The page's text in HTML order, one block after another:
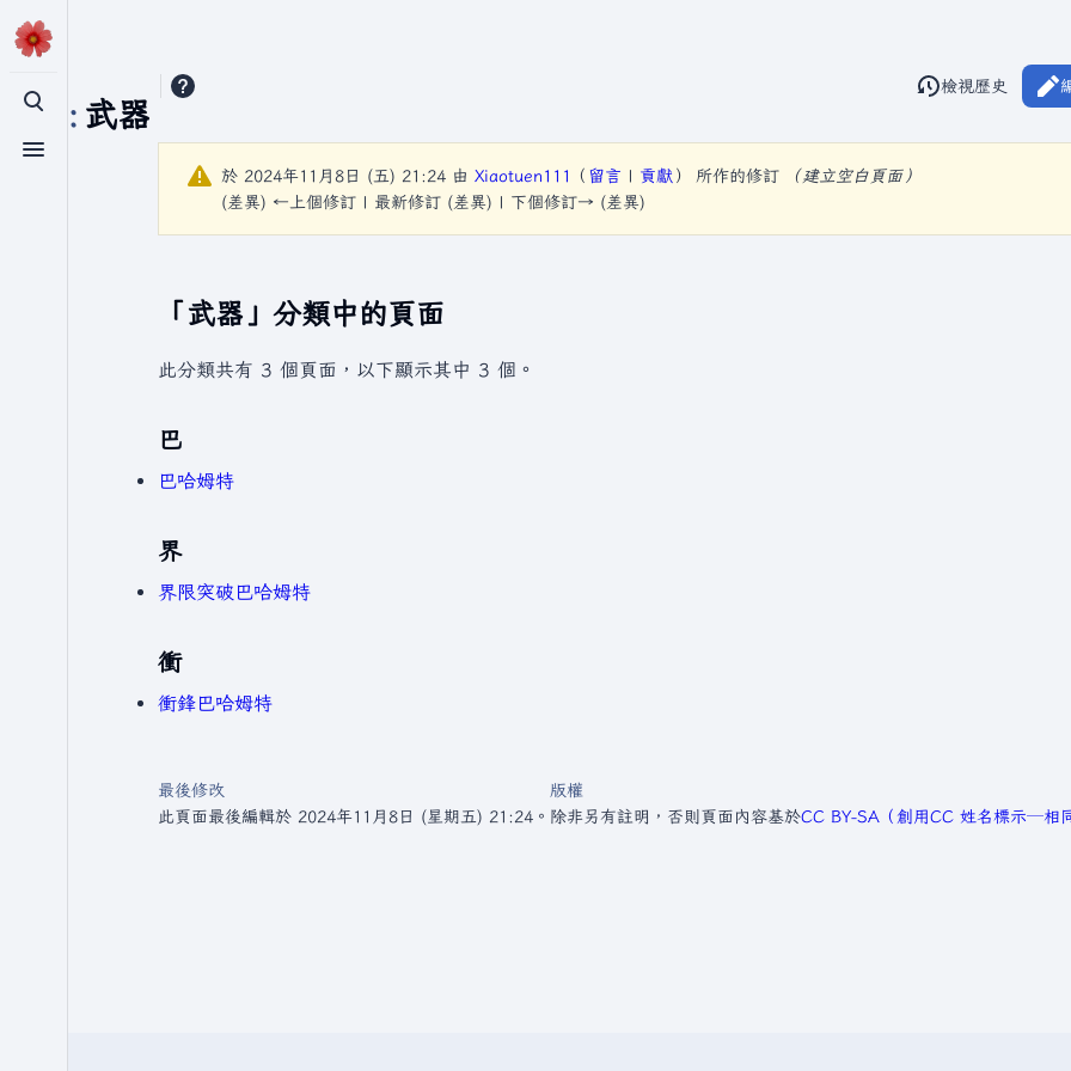
切換搜尋
切換選單
分類 : 武器
視圖閱讀
檢視歷史
於 2024年11月8日 (五) 21:24 由 Xiaotuen111 （ 留言 | 貢獻 ） 所作的修訂
（建立空白頁面）
(差異) ←上個修訂 | 最新修訂 (差異) | 下個修訂→ (差異)
「武器」分類中的頁面
此分類共有 3 個頁面，以下顯示其中 3 個。
巴
巴哈姆特
界
界限突破巴哈姆特
衝
衝鋒巴哈姆特
最後修改
此頁面最後編輯於 2024年11月8日 (星期五) 21:24。
版權
除非另有註明，否則頁面內容基於CC BY-SA（創用CC 姓名標示─相